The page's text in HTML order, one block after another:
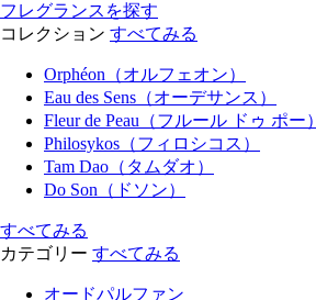
フレグランスを探す
コレクション すべてみる
Orphéon（オルフェオン）
Eau des Sens（オーデサンス）
Fleur de Peau（フルール ドゥ ポー）
Philosykos（フィロシコス）
Tam Dao（タムダオ）
Do Son（ドソン）
すべてみる
カテゴリー すべてみる
オードパルファン